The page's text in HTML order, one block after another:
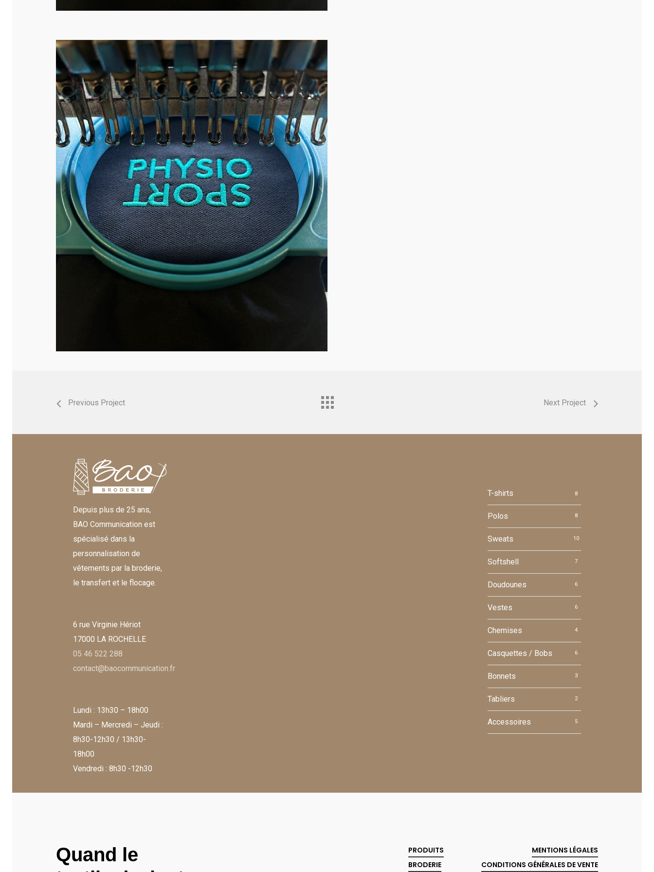
Previous Project Next Project
Depuis plus de 25 ans,
BAO Communication est
spécialisé dans la
personnalisation de
vêtements par la broderie,
le transfert et le flocage.
6 rue Virginie Hériot
17000 LA ROCHELLE
05 46 522 288
contact@baocommunication.fr
Lundi : 13h30 – 18h00
Mardi – Mercredi – Jeudi :
8h30-12h30 / 13h30-
18h00
Vendredi : 8h30 -12h30
T-shirts 8
Polos 8
Sweats 10
Softshell 7
Doudounes 6
Vestes 6
Chemises 4
Casquettes / Bobs 6
Bonnets 3
Tabliers 2
Accessoires 5
Quand le
PRODUITS
BRODERIE
MENTIONS LÉGALES
CONDITIONS GÉNÉRALES DE VENTE